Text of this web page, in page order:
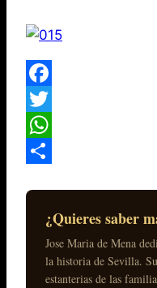
Facebook
Twitter
WhatsApp
¿Quieres saber
Jose Maria de Mena
la historia de Sevilla.
estanterias de las